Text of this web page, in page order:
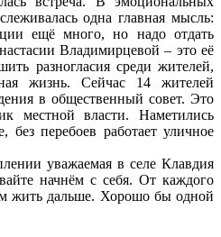
одна главная мысль:
ещё много, но надо отдать
Владимирцевой – это её
разногласия среди жителей,
жизнь. Сейчас 14 жителей
в общественный совет. Это
местной власти. Наметились
без перебоев работает уличное
уважаемая в селе Клавдия
начнём с себя. От каждого
жить дальше. Хорошо бы одной